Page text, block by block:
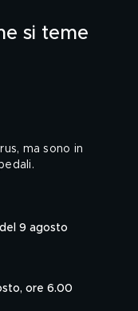
si teme
ma sono in
9 agosto
ore 6.00